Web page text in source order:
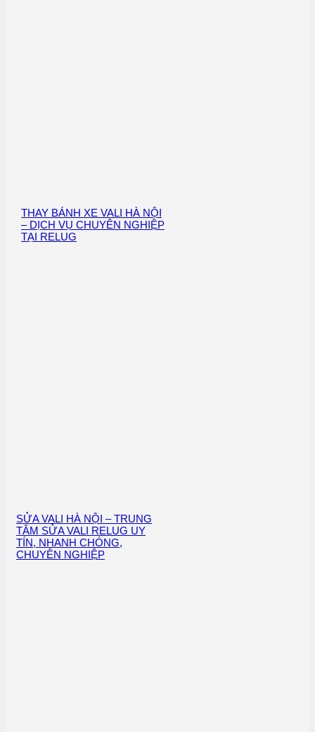
THAY BÁNH XE VALI HÀ NỘI
– DỊCH VỤ CHUYÊN NGHIỆP
TẠI RELUG
SỬA VALI HÀ NỘI – TRUNG
TÂM SỬA VALI RELUG UY
TÍN, NHANH CHÓNG,
CHUYÊN NGHIỆP